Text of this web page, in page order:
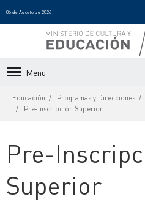
06 de Agosto de 2026
Menu
Educación Programas y Direcciones
Pre-Inscripción Superior
Pre-
Superior